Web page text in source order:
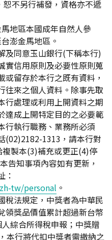
不另行補發，資格亦不遞
地區本國成年自然人參
澎金馬地區。
及同意玉山銀行(下稱本行)
實信用原則及必要性原則蒐
留存於本行之既有資料，
往來之個人資料。除事先取
行處理或利用上開資料之期
達成上開特定目的之必要範
行執行職務、業務所必須
(02)2182-1313，請本行對
製本(3)補充或更正(4)停
告知事項內容如有更新，
：
tw/personal 。
稅法規定，中獎者為中華民
領獎品價值累計超過新台幣
綜合所得稅申報；中獎贈
本行將代扣中獎者需繳納之